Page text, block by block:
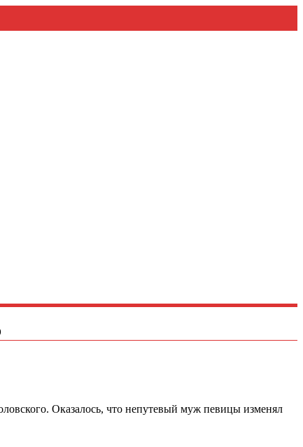
Оказалось, что непутевый муж певицы изменял